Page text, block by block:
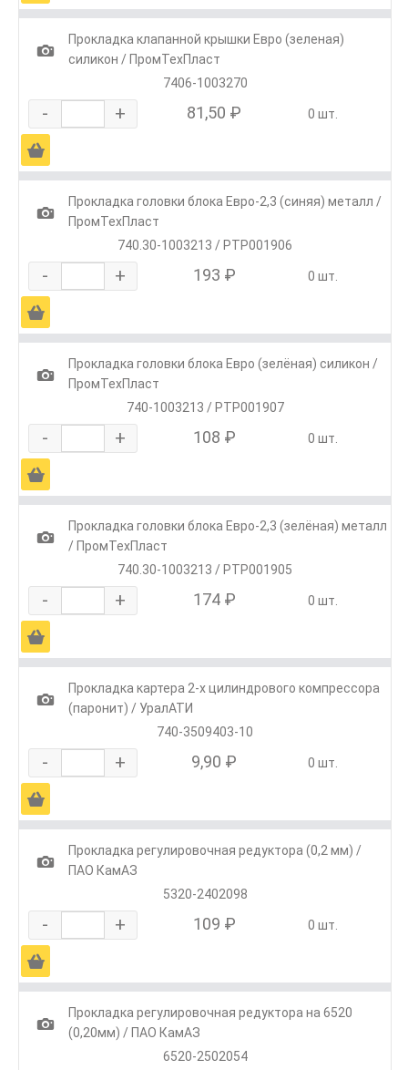
1
Прокладка клапанной крышки Евро (зеленая)
силикон / ПромТехПласт
7406-1003270
- + 81,50 ₽ 0 шт.
Ä
1
Прокладка головки блока Евро-2,3 (синяя) металл /
ПромТехПласт
740.30-1003213 / РТР001906
- + 193 ₽ 0 шт.
Ä
1
Прокладка головки блока Евро (зелёная) силикон /
ПромТехПласт
740-1003213 / РТР001907
- + 108 ₽ 0 шт.
Ä
1
Прокладка головки блока Евро-2,3 (зелёная) металл
/ ПромТехПласт
740.30-1003213 / РТР001905
- + 174 ₽ 0 шт.
Ä
1
Прокладка картера 2-х цилиндрового компрессора
(паронит) / УралАТИ
740-3509403-10
- + 9,90 ₽ 0 шт.
Ä
1
Прокладка регулировочная редуктора (0,2 мм) /
ПАО КамАЗ
5320-2402098
- + 109 ₽ 0 шт.
Ä
1
Прокладка регулировочная редуктора на 6520
(0,20мм) / ПАО КамАЗ
6520-2502054